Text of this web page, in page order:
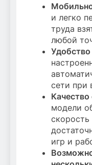
и легко
труда
любой
Удобство
сети при
Качество
модели
игр и